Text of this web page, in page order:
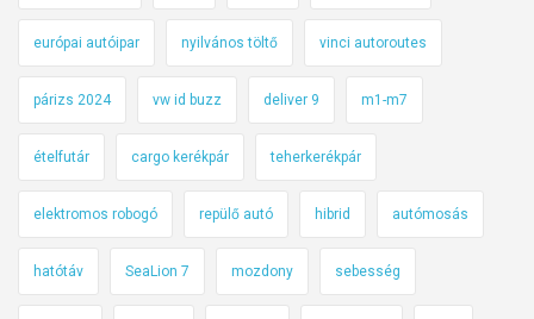
európai autóipar nyilvános töltő vinci autoroutes
párizs 2024 vw id buzz deliver 9 m1-m7
ételfutár cargo kerékpár teherkerékpár
elektromos robogó repülő autó hibrid autómosás
hatótáv SeaLion 7 mozdony sebesség